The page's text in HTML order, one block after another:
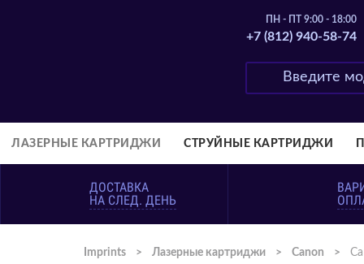
ПН - ПТ 9:00 - 18:00
+7 (812) 940-58-74
ЛАЗЕРНЫЕ КАРТРИДЖИ СТРУЙНЫЕ КАРТРИДЖИ
ДОСТАВКА
НА СЛЕД. ДЕНЬ
Imprints > Лазерные картриджи > Canon >